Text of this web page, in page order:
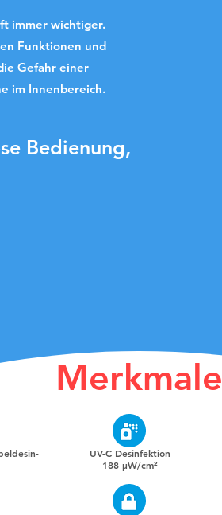
immer wichtiger.
Funktionen und
Gefahr einer
im Innenbereich.
Bedienung,
Merkmale
UV-C Desinfektion
188 μW/cm²